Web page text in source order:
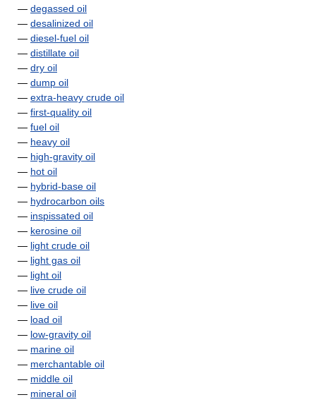
— degassed oil
— desalinized oil
— diesel-fuel oil
— distillate oil
— dry oil
— dump oil
— extra-heavy crude oil
— first-quality oil
— fuel oil
— heavy oil
— high-gravity oil
— hot oil
— hybrid-base oil
— hydrocarbon oils
— inspissated oil
— kerosine oil
— light crude oil
— light gas oil
— light oil
— live crude oil
— live oil
— load oil
— low-gravity oil
— marine oil
— merchantable oil
— middle oil
— mineral oil